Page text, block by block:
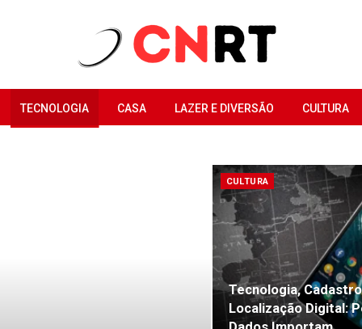
TECNOLOGIA CASA LAZER E DIVERSÃO CULTURA
CULTURA
Tecnologia,
Localização Digital: